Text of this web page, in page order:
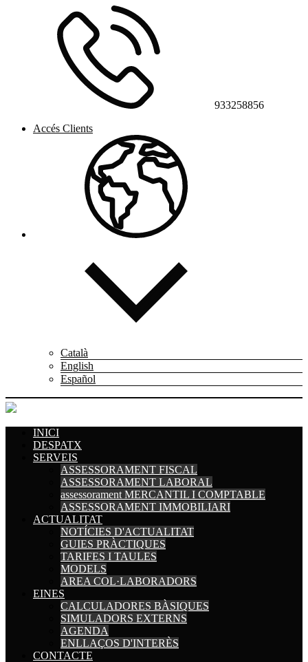
933258856
Accés Clients
Català
English
Español
INICI
DESPATX
SERVEIS
ASSESSORAMENT FISCAL
ASSESSORAMENT LABORAL
assessorament MERCANTIL I COMPTABLE
ASSESSORAMENT IMMOBILIARI
ACTUALITAT
NOTÍCIES D'ACTUALITAT
GUIES PRÀCTIQUES
TARIFES I TAULES
MODELS
AREA COL·LABORADORS
EINES
CALCULADORES BÀSIQUES
SIMULADORS EXTERNS
AGENDA
ENLLAÇOS D'INTERÈS
CONTACTE